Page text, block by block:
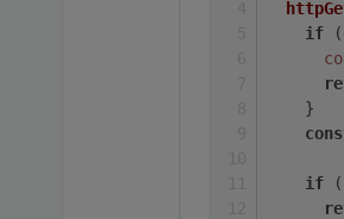
if
    }
if